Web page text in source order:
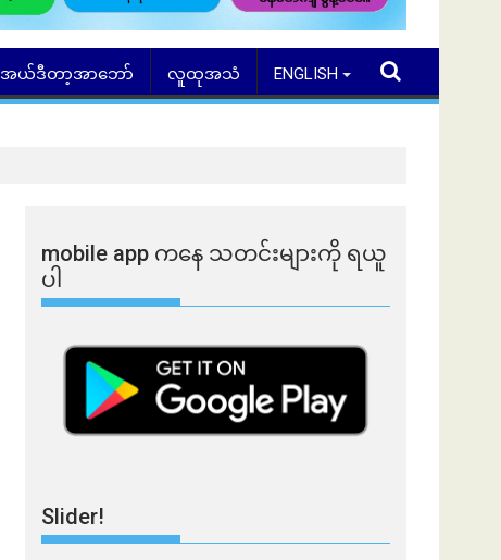
အယ်ဒီတာ့အာဘော် လူထုအသံ ENGLISH
mobile app ​​ကနေ ​​သတင်းများကို ရယူ
ပါ
Slider!